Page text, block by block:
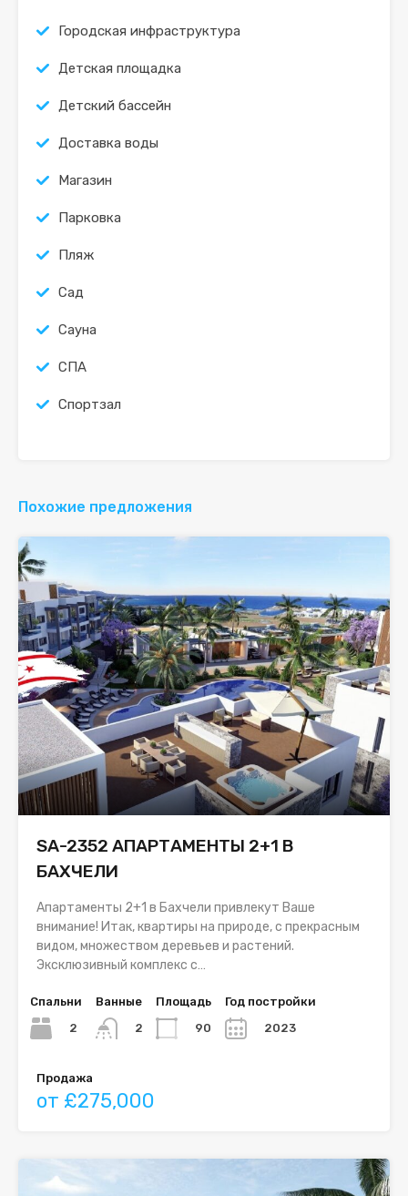
Городская инфраструктура
Детская площадка
Детский бассейн
Доставка воды
Магазин
Парковка
Пляж
Сад
Сауна
СПА
Спортзал
Похожие предложения
SA-2352 АПАРТАМЕНТЫ 2+1 В
БАХЧЕЛИ
Апартаменты 2+1 в Бахчели привлекут Ваше
внимание! Итак, квартиры на природе, с прекрасным
видом, множеством деревьев и растений.
Эксклюзивный комплекс с…
Спальни
2
Ванные
2
Площадь
90
Год постройки
2023
Продажа
от £275,000